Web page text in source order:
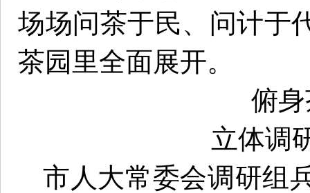
场场问茶于民、问计于
茶园里全面展开。
俯
立体调
市人大常委会调研组